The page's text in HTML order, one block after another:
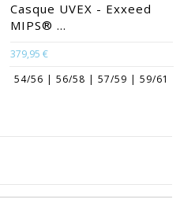
Casque UVEX - Exxeed
MIPS® ...
379,95 €
54/56 | 56/58 | 57/59 | 59/61